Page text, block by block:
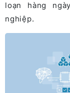
loạn hàng
nghiệp.